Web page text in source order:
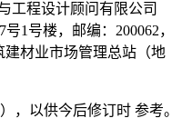
工程设计顾问有限公司
1号楼，邮编：200062，
建材业市场管理总站（地
，以供今后修订时 参考。